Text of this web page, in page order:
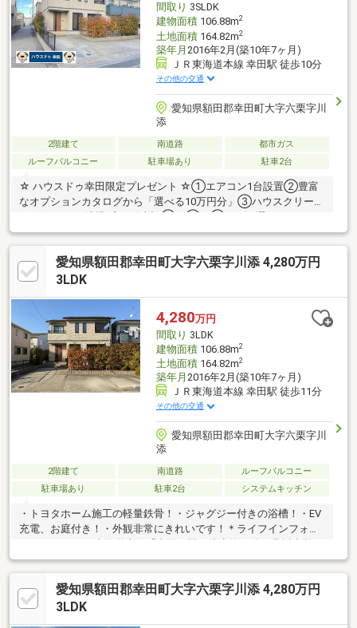
間取り 3SLDK
建物面積106.88m2
土地面積164.82m2
築年月 2016年2月(築10年7ヶ月)
ＪＲ東海道本線 幸田駅 徒歩10分
その他の交通
愛知県額田郡幸田町大字六栗字川
添
2階建て 南道路
都市ガス
ルーフバルコニー
駐車場あり 駐車2台
☆ ハウスドゥ幸田限定プレゼント ☆①エアコン1台設置②豊富
なオプションカタログから「選べる10万円分」③ハウスクリーニ
ます。2026/9/30までにご成約のお客様限定 イチオシポイント ◎
トヨタホーム施工軽量鉄骨！◎長く住み続けられる性能と国が認
めた「長期優良住宅」◎広々玄関、広々浴室【返済例】月々88、
620円4、280万円借入、変動金利0.85％、40年、ボーナス払い
ど様々プランをご相談【学校】豊坂小約1.8km南部中約1.7km
愛知県額田郡幸田町大字六栗字川添 4,280万円
3LDK
4,280万円
間取り 3LDK
建物面積106.88m2
土地面積164.82m2
築年月 2016年2月(築10年7ヶ月)
ＪＲ東海道本線 幸田駅 徒歩11分
その他の交通
愛知県額田郡幸田町大字六栗字川
添
2階建て 南道路
ルーフバルコニー
駐車場あり
駐車2台 システムキッチン
・トヨタホーム施工の軽量鉄骨！・ジャグジー付きの浴槽！・EV
充電、お庭付き！・外観非常にきれいです！＊ライフインフォメ
校：徒歩約22分・南部中学校：徒歩約26分・スーパーセンター
オークワ：徒歩約4分・幸田みやこ認定こども園：徒歩約3分・フ
ァミリーマート幸田芦谷店：徒歩約18分・幸田保育園：徒歩約19
分・幸田町役場：徒歩約18分・荻谷小学校：徒歩約23分・スーパ
愛知県額田郡幸田町大字六栗字川添 4,280万円
3LDK